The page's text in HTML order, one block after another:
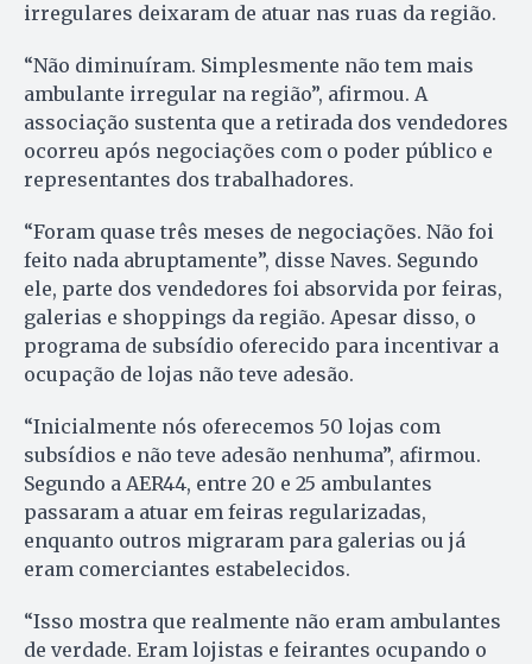
irregulares deixaram de atuar nas ruas da região.
“Não diminuíram. Simplesmente não tem mais
ambulante irregular na região”, afirmou. A
associação sustenta que a retirada dos vendedores
ocorreu após negociações com o poder público e
representantes dos trabalhadores.
“Foram quase três meses de negociações. Não foi
feito nada abruptamente”, disse Naves. Segundo
ele, parte dos vendedores foi absorvida por feiras,
galerias e shoppings da região. Apesar disso, o
programa de subsídio oferecido para incentivar a
ocupação de lojas não teve adesão.
“Inicialmente nós oferecemos 50 lojas com
subsídios e não teve adesão nenhuma”, afirmou.
Segundo a AER44, entre 20 e 25 ambulantes
passaram a atuar em feiras regularizadas,
enquanto outros migraram para galerias ou já
eram comerciantes estabelecidos.
“Isso mostra que realmente não eram ambulantes
de verdade. Eram lojistas e feirantes ocupando o